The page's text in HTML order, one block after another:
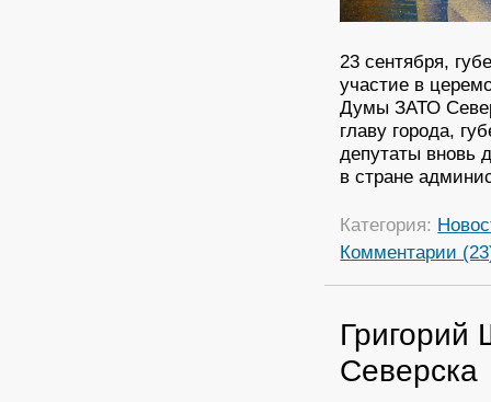
23 сентября,
участие в
Думы ЗАТО
главу города,
депутаты вновь
в стране
Категория:
Комментарии
Григорий
Северска